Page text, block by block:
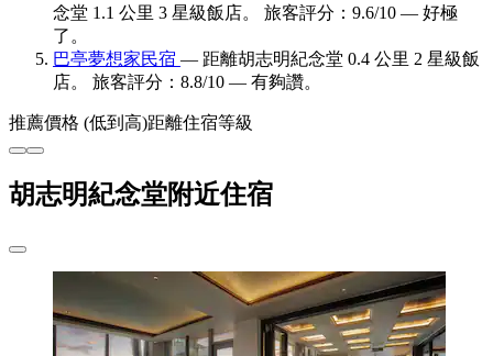
念堂 1.1 公里 3 星級飯店。 旅客評分：9.6/10 — 好極
了。
巴亭夢想家民宿 — 距離胡志明紀念堂 0.4 公里 2 星級飯
店。 旅客評分：8.8/10 — 有夠讚。
推薦價格 (低到高)距離住宿等級
胡志明紀念堂附近住宿